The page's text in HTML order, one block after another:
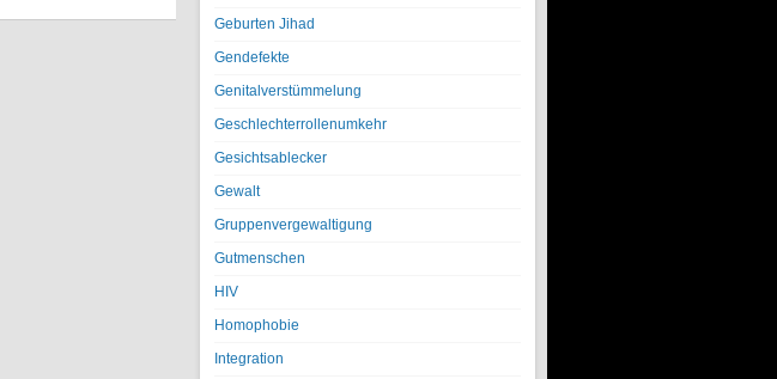
Geburten Jihad
Gendefekte
Genitalverstümmelung
Geschlechterrollenumkehr
Gesichtsablecker
Gewalt
Gruppenvergewaltigung
Gutmenschen
HIV
Homophobie
Integration